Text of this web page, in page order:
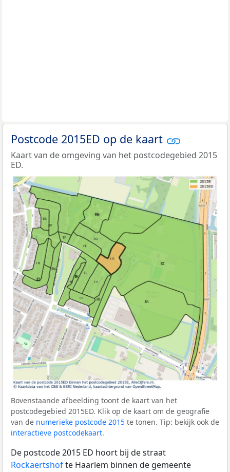
Postcode 2015ED op de kaart
Kaart van de omgeving van het postcodegebied 2015
ED.
Bovenstaande afbeelding toont de kaart van het
postcodegebied 2015ED. Klik op de kaart om de geografie
van de numerieke postcode 2015 te tonen. Tip: bekijk ook de
interactieve postcodekaart.
De postcode 2015 ED hoort bij de straat
Rockaertshofte Haarlem binnen de gemeente